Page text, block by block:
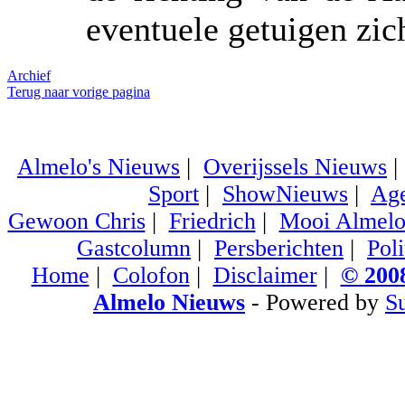
eventuele getuigen
Archief
Terug naar vorige pagina
Almelo's Nieuws | Overijssels Nieuws
Sport | ShowNieuws |
Gewoon Chris| Friedrich| Mooi Almelo
Gastcolumn | Persberichten |
Home | Colofon| Disclaimer| ©
Almelo Nieuws - Powered by